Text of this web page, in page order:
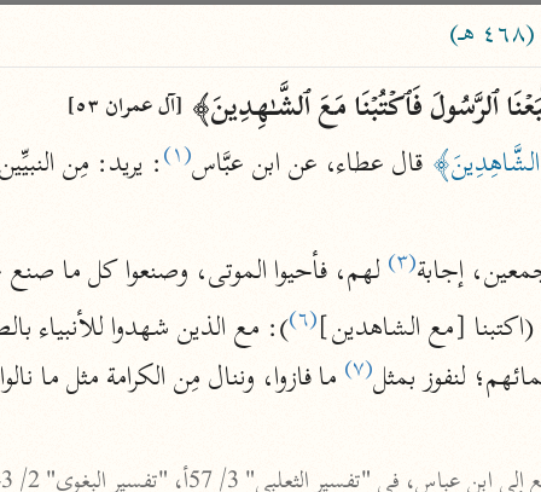
الباحث القرآني
علوم مصاحف
Type 2 or
1 or
more
عامّة
فتح البيان
صديق حسن خان (١٣٠٧ هـ)
معاصرة
ٱلرَّسُولَ فَٱكۡتُبۡنَا مَعَ ٱلشَّـٰهِدِینَ﴾ [آل عمران ٥٣]
قال عطاء، عن ابن عبَّاس(١) : يريد: مِن النبيِّين
إجابة(٣) لهم، فأحيوا الموتى، وصنعوا كل ما
[مع الشاهدين](٦)
لنفوز بمثل(٧) ما فازوا، وننال مِن الكرامة مثل ما